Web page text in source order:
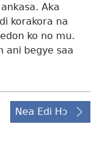
Aka
korakora na
ko no mu.
ani begye saa
Nea Edi Hɔ